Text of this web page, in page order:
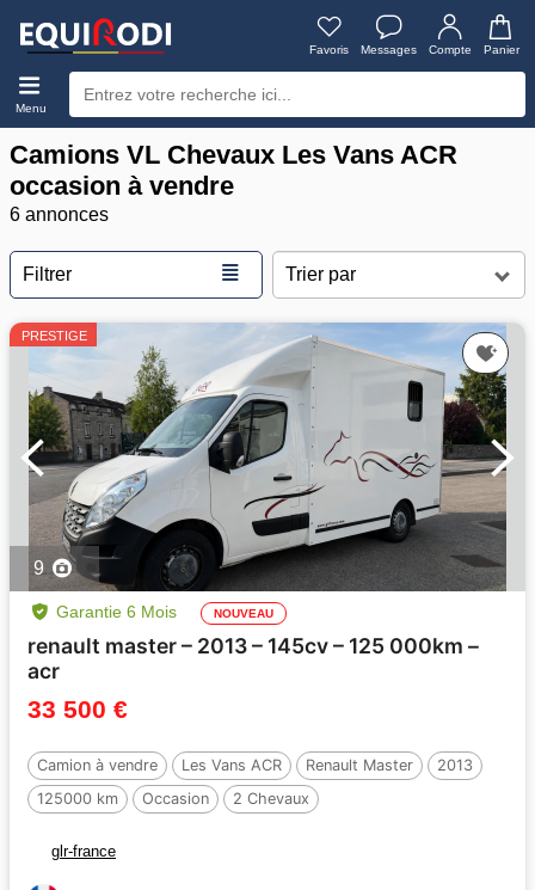
Favoris Messages Compte Panier
Menu
Camions VL Chevaux Les Vans ACR
occasion à vendre
6 annonces
Filtrer ≣
PRESTIGE
9
Garantie 6 Mois NOUVEAU
renault master – 2013 – 145cv – 125 000km –
acr
33 500 €
Camion à vendre Les Vans ACR Renault Master
2013
125000 km
Occasion 2 Chevaux
glr-france